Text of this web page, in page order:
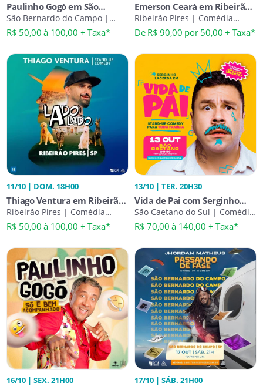
Paulinho Gogó em São
Bernardo do Campo | Só e
Bem Acompanhado
São Bernardo do Campo |
Comédia Stand-Up
R$ 50,00 à 100,00 + Taxa*
Emerson Ceará em Ribeirão
Pires | O Retorno da Lenda
Ribeirão Pires | Comédia
Stand-Up
DeR$ 90,00por 50,00 + Taxa*
11/10 | DOM. 18H00
Thiago Ventura em Ribeirão
Pires | Lado a Lado
Ribeirão Pires | Comédia
Stand-Up
R$ 50,00 à 100,00 + Taxa*
13/10 | TER. 20H30
Vida de Pai com Serginho
Lacerda
São Caetano do Sul | Comédia
Stand-Up
R$ 70,00 à 140,00 + Taxa*
16/10 | SEX. 21H00 17/10 | SÁB. 21H00